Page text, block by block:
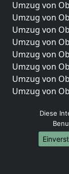
Umzug von
Umzug von
Umzug von
Umzug von
Umzug von
Umzug von
Umzug von
Umzug von
Umzüge-
Umzug von
Umzug von
Umzug von
Umzug von
Diese